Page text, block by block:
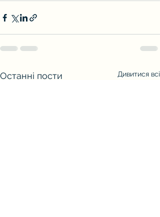
Останні пости Дивитися всі